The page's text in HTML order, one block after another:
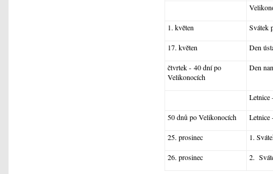
1. květen Svátek
17. květen Den
čtvrtek - 40 dní po
Velikonocích
Den
Letnice
50 dnů po Velikonocích Letnice
25. prosinec 1.
26. prosinec 2.